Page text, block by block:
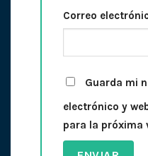
Correo
Guarda mi
electrónico y
para la próxima